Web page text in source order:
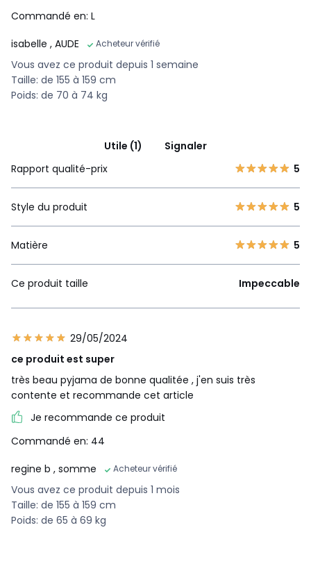
Commandé en: L
isabelle , AUDE Acheteur vérifié
Vous avez ce produit depuis 1 semaine
Taille: de 155 à 159 cm
Poids: de 70 à 74 kg
Utile (1)
Signaler
Rapport qualité-prix
5
Style du produit 5
Matière 5
Ce produit taille Impeccable
29/05/2024
ce produit est super
très beau pyjama de bonne qualitée , j'en suis très
contente et recommande cet article
Je recommande ce produit
Commandé en: 44
regine b , somme Acheteur vérifié
Vous avez ce produit depuis 1 mois
Taille: de 155 à 159 cm
Poids: de 65 à 69 kg